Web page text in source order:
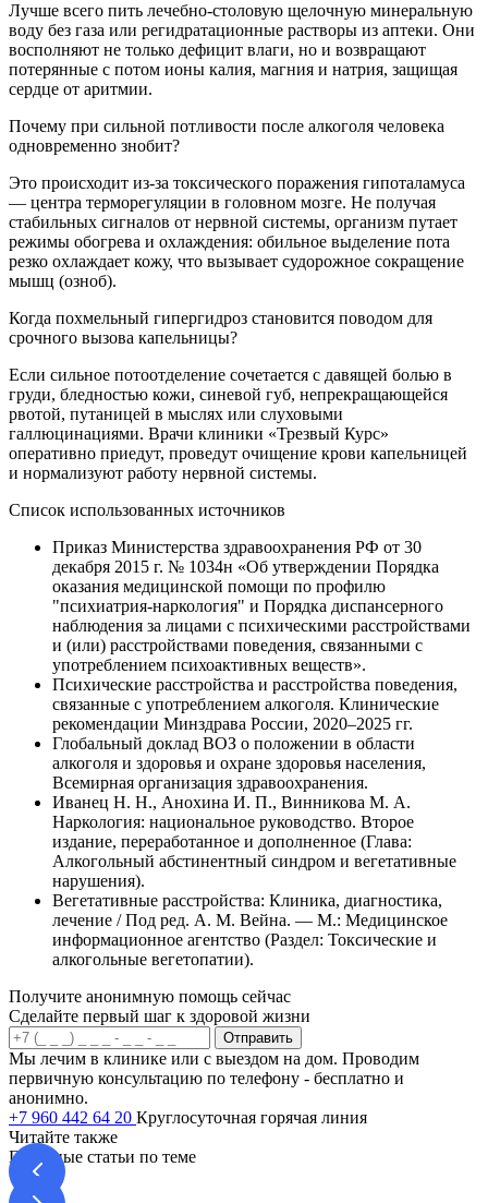
Лучше всего пить лечебно-столовую щелочную минеральную
воду без газа или регидратационные растворы из аптеки. Они
восполняют не только дефицит влаги, но и возвращают
потерянные с потом ионы калия, магния и натрия, защищая
сердце от аритмии.
Почему при сильной потливости после алкоголя человека
одновременно знобит?
Это происходит из-за токсического поражения гипоталамуса
— центра терморегуляции в головном мозге. Не получая
стабильных сигналов от нервной системы, организм путает
режимы обогрева и охлаждения: обильное выделение пота
резко охлаждает кожу, что вызывает судорожное сокращение
мышц (озноб).
Когда похмельный гипергидроз становится поводом для
срочного вызова капельницы?
Если сильное потоотделение сочетается с давящей болью в
груди, бледностью кожи, синевой губ, непрекращающейся
рвотой, путаницей в мыслях или слуховыми
галлюцинациями. Врачи клиники «Трезвый Курс»
оперативно приедут, проведут очищение крови капельницей
и нормализуют работу нервной системы.
Список использованных источников
Приказ Министерства здравоохранения РФ от 30
декабря 2015 г. № 1034н «Об утверждении Порядка
оказания медицинской помощи по профилю
"психиатрия-наркология" и Порядка диспансерного
наблюдения за лицами с психическими расстройствами
и (или) расстройствами поведения, связанными с
употреблением психоактивных веществ».
Психические расстройства и расстройства поведения,
связанные с употреблением алкоголя. Клинические
рекомендации Минздрава России, 2020–2025 гг.
Глобальный доклад ВОЗ о положении в области
алкоголя и здоровья и охране здоровья населения,
Всемирная организация здравоохранения.
Иванец Н. Н., Анохина И. П., Винникова М. А.
Наркология: национальное руководство. Второе
издание, переработанное и дополненное (Глава:
Алкогольный абстинентный синдром и вегетативные
нарушения).
Вегетативные расстройства: Клиника, диагностика,
лечение / Под ред. А. М. Вейна. — М.: Медицинское
информационное агентство (Раздел: Токсические и
алкогольные вегетопатии).
Получите анонимную помощь сейчас
Сделайте первый шаг к здоровой жизни
Отправить
Мы лечим в клинике или с выездом на дом. Проводим
первичную консультацию по телефону - бесплатно и
анонимно.
+7 960 442 64 20 Круглосуточная горячая линия
Читайте также
Полезные статьи по теме